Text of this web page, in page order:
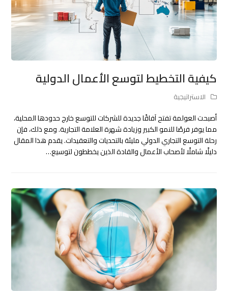
كيفية التخطيط لتوسع الأعمال الدولية
الاستراتيجية
أصبحت العولمة تفتح آفاقًا جديدة للشركات للتوسع خارج حدودها المحلية،
مما يوفر فرصًا للنمو الكبير وزيادة شهرة العلامة التجارية. ومع ذلك، فإن
رحلة التوسع التجاري الدولي مليئة بالتحديات والتعقيدات. يقدم هذا المقال
دليلًا شاملًا لأصحاب الأعمال والقادة الذين يخططون لتوسيع…